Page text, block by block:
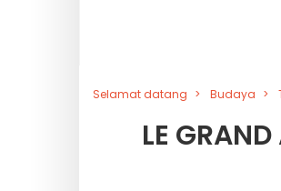
Selamat datang Budaya
LE